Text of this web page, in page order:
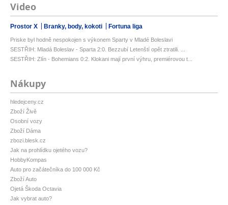
Video
Prostor X Branky, body, kokoti Fortuna liga
Priske byl hodně nespokojen s výkonem Sparty v Mladé Boleslavi
SESTŘIH: Mladá Boleslav - Sparta 2:0. Bezzubí Letenští opět ztratili. ...
SESTŘIH: Zlín - Bohemians 0:2. Klokani mají první výhru, premiérovou t...
Nákupy
hledejceny.cz
Zboží Živě
Osobní vozy
Zboží Dáma
zbozi.blesk.cz
Jak na prohlídku ojetého vozu?
HobbyKompas
Auto pro začátečníka do 100 000 Kč
Zboží Auto
Ojetá Škoda Octavia
Jak vybrat auto?